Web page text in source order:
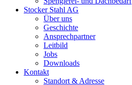
Stocker Stahl AG
Über uns
Geschichte
Ansprechpartner
Leitbild
Jobs
Downloads
Kontakt
Standort & Adresse